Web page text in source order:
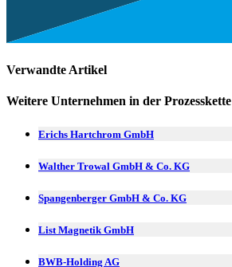
Verwandte Artikel
Weitere Unternehmen in der Prozesskette
Erichs Hartchrom GmbH
Walther Trowal GmbH & Co. KG
Spangenberger GmbH & Co. KG
List Magnetik GmbH
BWB-Holding AG